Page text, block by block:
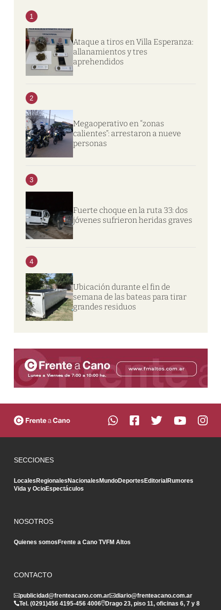
1
Ataque a tiros en Villa Esperanza:
allanamientos y tres
aprehendidos
2
Megaoperativo en “zonas
calientes”: arrestaron a nueve
personas
3
Fuerte choque en la ruta 33: dos
jóvenes sufrieron heridas graves
4
Ubicación durante el fin de
semana de las bateas para tirar
grandes residuos
SECCIONES
Locales Regionales Nacionales MundoDeportes Editorial Rumores
Vida y OcioEspectáculos
NOSOTROS
Quienes somos Frente a Cano TVFM Altos
CONTACTO
publicidad@frenteacano.com.ar
diario@frenteacano.com.ar
Tel. (0291)456 4195-456 4006 Drago 23, piso 11, oficinas 6, 7 y 8